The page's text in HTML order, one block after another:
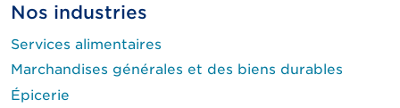
Nos industries
Services alimentaires
Marchandises générales et des biens durables
Épicerie